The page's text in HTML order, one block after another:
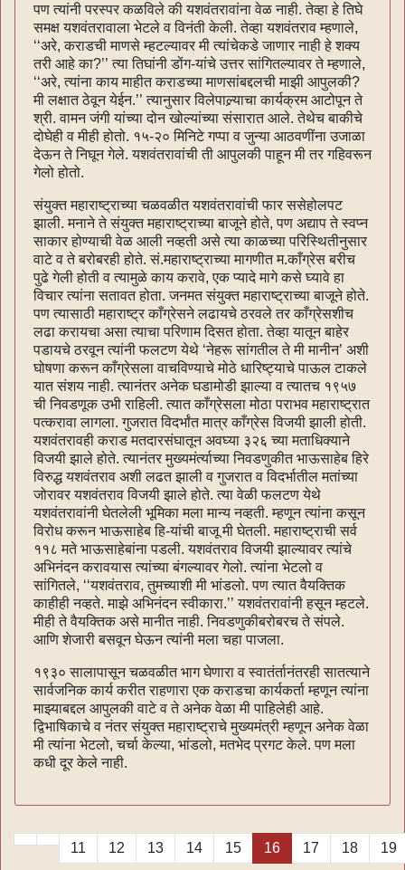
पण त्यांनी परस्पर कळविले की यशवंतरावांना वेळ नाही. तेव्हा हे तिघे
समक्ष यशवंतरावाला भेटले व विनंती केली. तेव्हा यशवंतराव म्हणाले,
‘‘अरे, कराडची माणसे म्हटल्यावर मी त्यांचेकडे जाणार नाही हे शक्य
तरी आहे का?’’ त्या तिघांनी डोंग-यांचे उत्तर सांगितल्यावर ते म्हणाले,
‘‘अरे, त्यांना काय माहीत कराडच्या माणसांबद्दलची माझी आपुलकी?
मी लक्षात ठेवून येईन.’’ त्यानुसार विलेपाल्र्याचा कार्यक्रम आटोपून ते
श्री. वामन जंगी यांच्या दोन खोल्यांच्या संसारात आले. तेथेच बाकीचे
दोघेही व मीही होतो. १५-२० मिनिटे गप्पा व जुन्या आठवणींना उजाळा
देऊन ते निघून गेले. यशवंतरावांची ती आपुलकी पाहून मी तर गहिवरून
गेलो होतो.
संयुक्त महाराष्ट्राच्या चळवळीत यशवंतरावांची फार ससेहोलपट
झाली. मनाने ते संयुक्त महाराष्ट्राच्या बाजूने होते, पण अद्याप ते स्वप्न
साकार होण्याची वेळ आली नव्हती असे त्या काळच्या परिस्थितीनुसार
वाटे व ते बरोबरही होते. सं.महाराष्ट्राच्या मागणीत म.काँग्रेस बरीच
पुढे गेली होती व त्यामुळे काय करावे, एक प्यादे मागे कसे घ्यावे हा
विचार त्यांना सतावत होता. जनमत संयुक्त महाराष्ट्राच्या बाजूने होते.
पण त्यासाठी महाराष्ट्र काँग्रेसने लढायचे ठरवले तर काँग्रेसशीच
लढा करायचा असा त्याचा परिणाम दिसत होता. तेव्हा यातून बाहेर
पडायचे ठरवून त्यांनी फलटण येथे ‘नेहरू सांगतील ते मी मानीन’ अशी
घोषणा करून काँग्रेसला वाचविण्याचे मोठे धारिष्ट्याचे पाऊल टाकले
यात संशय नाही. त्यानंतर अनेक घडामोडी झाल्या व त्यातच १९५७
ची निवडणूक उभी राहिली. त्यात काँग्रेसला मोठा पराभव महाराष्ट्रात
पत्करावा लागला. गुजरात विदर्भांत मात्र काँग्रेस विजयी झाली होती.
यशवंतरावही कराड मतदारसंघातून अवघ्या ३२६ च्या मताधिक्याने
विजयी झाले होते. त्यानंतर मुख्यमंर्त्याच्या निवडणुकीत भाऊसाहेब हिरे
विरुद्ध यशवंतराव अशी लढत झाली व गुजरात व विदर्भातील मतांच्या
जोरावर यशवंतराव विजयी झाले होते. त्या वेळी फलटण येथे
यशवंतरावांनी घेतलेली भूमिका मला मान्य नव्हती. म्हणून त्यांना कसून
विरोध करून भाऊसाहेब हि-यांची बाजू मी घेतली. महाराष्ट्राची सर्व
११८ मते भाऊसाहेबांना पडली. यशवंतराव विजयी झाल्यावर त्यांचे
अभिनंदन करावयास त्यांच्या बंगल्यावर गेलो. त्यांना भेटलो व
सांगितले, ‘‘यशवंतराव, तुमच्याशी मी भांडलो. पण त्यात वैयक्तिक
काहीही नव्हते. माझे अभिनंदन स्वीकारा.’’ यशवंतरावांनी हसून म्हटले.
मीही ते वैयक्तिक असे मानीत नाही. निवडणुकीबरोबरच ते संपले.
आणि शेजारी बसवून घेऊन त्यांनी मला चहा पाजला.
१९३० सालापासून चळवळीत भाग घेणारा व स्वातंर्तानंतरही सातत्याने
सार्वजनिक कार्य करीत राहणारा एक कराडचा कार्यकर्ता म्हणून त्यांना
माझ्याबद्दल आपुलकी वाटे व ते अनेक वेळा मी पाहिलेही आहे.
द्विभाषिकाचे व नंतर संयुक्त महाराष्ट्राचे मुख्यमंत्री म्हणून अनेक वेळा
मी त्यांना भेटलो, चर्चा केल्या, भांडलो, मतभेद प्रगट केले. पण मला
कधी दूर केले नाही.
11 12 13 14 15 16 17 18 19